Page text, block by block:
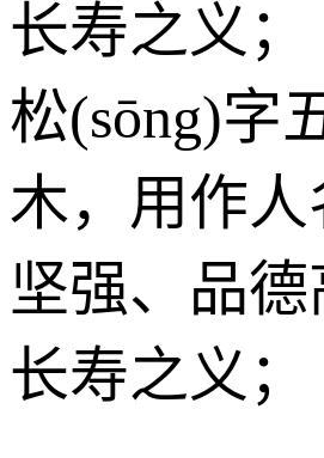
长寿之义；
松(sōng)字
木，用作
坚强、品德
长寿之义；